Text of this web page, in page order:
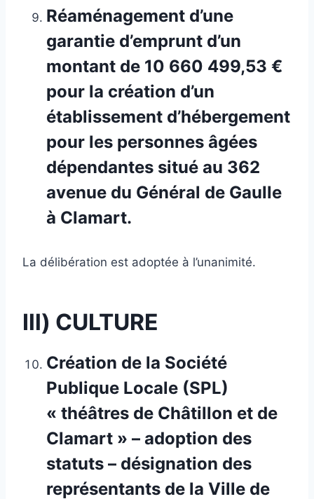
Réaménagement d’une
garantie d’emprunt d’un
montant de 10 660 499,53 €
pour la création d’un
établissement d’hébergement
pour les personnes âgées
dépendantes situé au 362
avenue du Général de Gaulle
à Clamart.
La délibération est adoptée à l’unanimité.
Ill) CULTURE
Création de la Société
Publique Locale (SPL)
« théâtres de Châtillon et de
Clamart » – adoption des
statuts – désignation des
représentants de la Ville de